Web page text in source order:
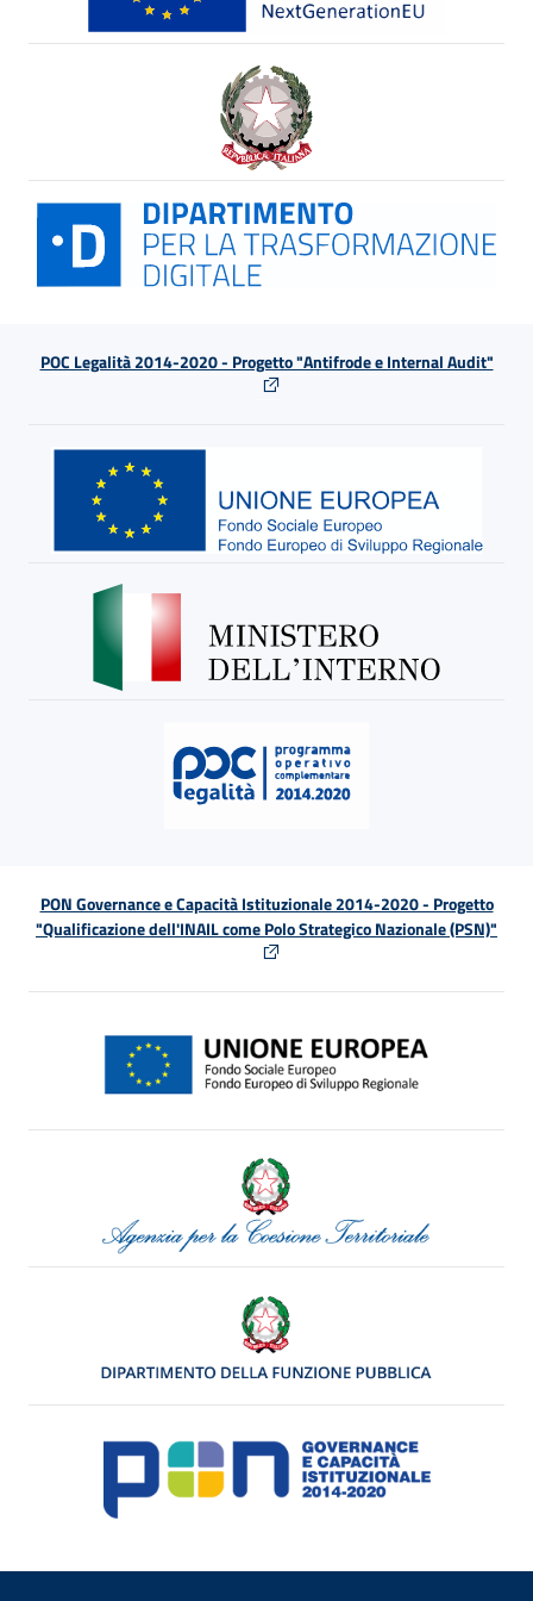
POC Legalità 2014-2020 - Progetto "Antifrode e Internal Audit"
PON Governance e Capacità Istituzionale 2014-2020 - Progetto
"Qualificazione dell'INAIL come Polo Strategico Nazionale (PSN)"